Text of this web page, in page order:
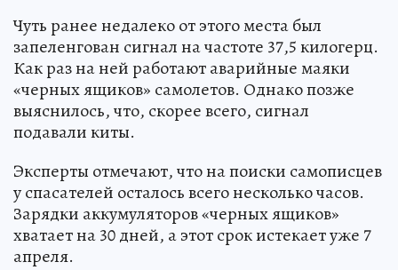
Чуть ранее недалеко от этого места был
запеленгован сигнал на частоте 37,5 килогерц.
Как раз на ней работают аварийные маяки
«черных ящиков» самолетов. Однако позже
выяснилось, что, скорее всего, сигнал
подавали киты.
Эксперты отмечают, что на поиски самописцев
у спасателей осталось всего несколько часов.
Зарядки аккумуляторов «черных ящиков»
хватает на 30 дней, а этот срок истекает уже 7
апреля.